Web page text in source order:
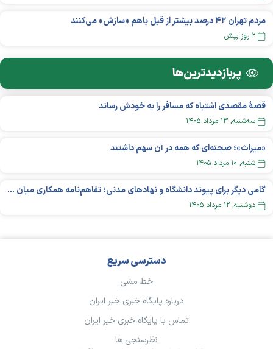
مردم تهران ۴۲ درصد بیشتر از قبل باهم «سازش» می‌کنند
۲ روز پیش
پربازدید‌ترین‌ها
قصهٔ مقصدی اشتباه که مسافر را به خودش رساند
سه‌شنبه, ۱۳ مرداد ۱۴۰۵
«میراث»؛ صحنه‌ای که همه در آن سهم داشتند
شنبه, ۱۰ مرداد ۱۴۰۵
گامی دیگر برای پیوند دانشگاه و نهادهای مدنی؛ تفاهم‌نامه همکاری میان «شبکه ملی» و «دانشگاه هنر ایران» منعقد شد
دوشنبه, ۱۲ مرداد ۱۴۰۵
دسترسی سریع
خط مشی
درباره پایگاه خبری خیر ایران
تماس با پایگاه خبری خیر ایران
نظرسنجی ها